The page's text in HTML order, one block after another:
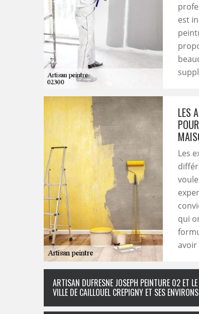
est
LES
Les
qui
avoir
ARTISAN DUFRESNE JOSEPH PEINTURE 02 ET
VILLE DE CAILLOUEL CREPIGNY ET SES ENVIRONS